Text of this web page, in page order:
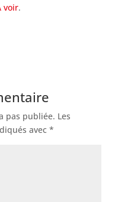
voir.
pas publiée. Les
avec *